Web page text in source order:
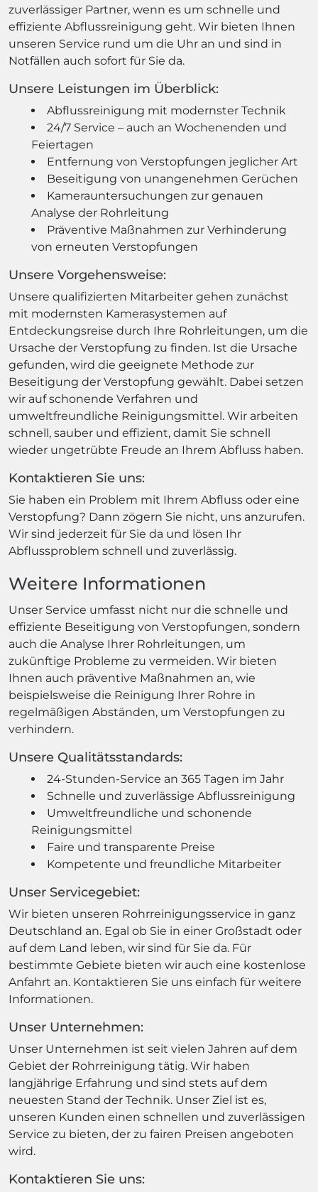
zuverlässiger Partner, wenn es um schnelle und
effiziente Abflussreinigung geht. Wir bieten Ihnen
unseren Service rund um die Uhr an und sind in
Notfällen auch sofort für Sie da.
Unsere Leistungen im Überblick:
Abflussreinigung mit modernster Technik
24/7 Service – auch an Wochenenden und
Feiertagen
Entfernung von Verstopfungen jeglicher Art
Beseitigung von unangenehmen Gerüchen
Kamerauntersuchungen zur genauen
Analyse der Rohrleitung
Präventive Maßnahmen zur Verhinderung
von erneuten Verstopfungen
Unsere Vorgehensweise:
Unsere qualifizierten Mitarbeiter gehen zunächst
mit modernsten Kamerasystemen auf
Entdeckungsreise durch Ihre Rohrleitungen, um die
Ursache der Verstopfung zu finden. Ist die Ursache
gefunden, wird die geeignete Methode zur
Beseitigung der Verstopfung gewählt. Dabei setzen
wir auf schonende Verfahren und
umweltfreundliche Reinigungsmittel. Wir arbeiten
schnell, sauber und effizient, damit Sie schnell
wieder ungetrübte Freude an Ihrem Abfluss haben.
Kontaktieren Sie uns:
Sie haben ein Problem mit Ihrem Abfluss oder eine
Verstopfung? Dann zögern Sie nicht, uns anzurufen.
Wir sind jederzeit für Sie da und lösen Ihr
Abflussproblem schnell und zuverlässig.
Weitere Informationen
Unser Service umfasst nicht nur die schnelle und
effiziente Beseitigung von Verstopfungen, sondern
auch die Analyse Ihrer Rohrleitungen, um
zukünftige Probleme zu vermeiden. Wir bieten
Ihnen auch präventive Maßnahmen an, wie
beispielsweise die Reinigung Ihrer Rohre in
regelmäßigen Abständen, um Verstopfungen zu
verhindern.
Unsere Qualitätsstandards:
24-Stunden-Service an 365 Tagen im Jahr
Schnelle und zuverlässige Abflussreinigung
Umweltfreundliche und schonende
Reinigungsmittel
Faire und transparente Preise
Kompetente und freundliche Mitarbeiter
Unser Servicegebiet:
Wir bieten unseren Rohrreinigungsservice in ganz
Deutschland an. Egal ob Sie in einer Großstadt oder
auf dem Land leben, wir sind für Sie da. Für
bestimmte Gebiete bieten wir auch eine kostenlose
Anfahrt an. Kontaktieren Sie uns einfach für weitere
Informationen.
Unser Unternehmen:
Unser Unternehmen ist seit vielen Jahren auf dem
Gebiet der Rohrreinigung tätig. Wir haben
langjährige Erfahrung und sind stets auf dem
neuesten Stand der Technik. Unser Ziel ist es,
unseren Kunden einen schnellen und zuverlässigen
Service zu bieten, der zu fairen Preisen angeboten
wird.
Kontaktieren Sie uns: